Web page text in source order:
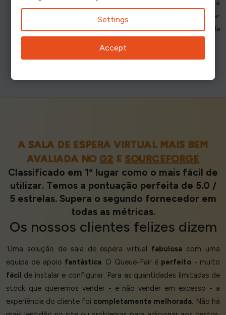
com chegadas sucessivas. É comparável a ter um operador a
telefonar-lhe nos dias de encomendas telefónicas ou a reservar
uma reserva dedicada num estabelecimento tipicamente de
A SALA DE ESPERA VIRTUAL MAIS BEM
AVALIADA NO G2 E SOURCEFORGE
Classificado em 1º lugar como o mais fácil de
utilizar. Temos a pontuação perfeita de 5.0 /
5 estrelas. Supera o segundo fornecedor em
todas as métricas.
Os nossos clientes felizes dizem
‘Uma solução de sala de espera virtual fabulosa com uma
equipa de apoio fantástica. O Queue-Fair é perfeito - muito
fácil de instalar e configurar. Para as quantidades limitadas de
stock que queremos vender - e não vender em excesso - a
experiência do cliente foi completamente melhorada. Não há
Settings
Accept